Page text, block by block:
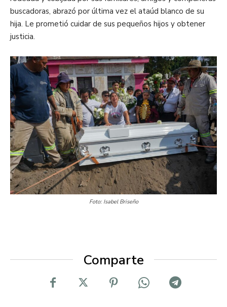
buscadoras, abrazó por última vez el ataúd blanco de su
hija. Le prometió cuidar de sus pequeños hijos y obtener
justicia.
Foto: Isabel Briseño
Comparte